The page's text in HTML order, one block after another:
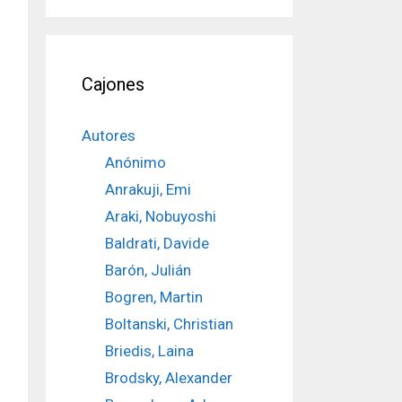
Cajones
Autores
Anónimo
Anrakuji, Emi
Araki, Nobuyoshi
Baldrati, Davide
Barón, Julián
Bogren, Martin
Boltanski, Christian
Briedis, Laina
Brodsky, Alexander